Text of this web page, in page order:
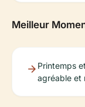
Meilleur
Printemps
agréable et